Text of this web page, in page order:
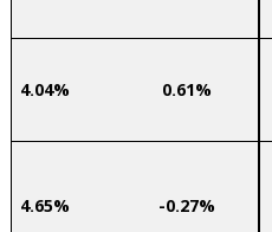
0.61%
4.04%
-0.27%
4.65%